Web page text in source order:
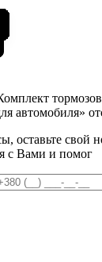
автомобиля»
оставьте свой
с Вами и помог